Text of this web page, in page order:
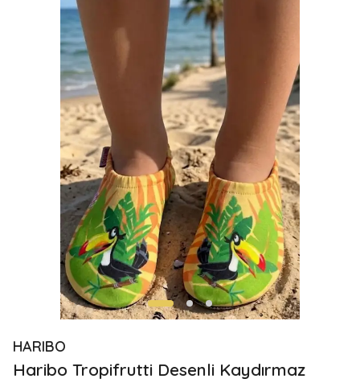
HARIBO
Haribo Tropifrutti Desenli Kaydırmaz